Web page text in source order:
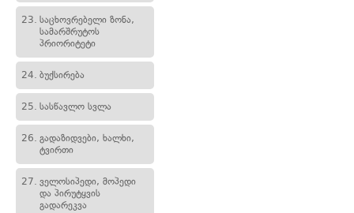
23. საცხოვრებელი ზონა,
სამარშრუტოს
პრიორიტეტი
24. ბუქსირება
25. სასწავლო სვლა
26. გადაზიდვები, ხალხი,
ტვირთი
27. ველოსიპედი, მოპედი
და პირუტყვის
გადარეკვა